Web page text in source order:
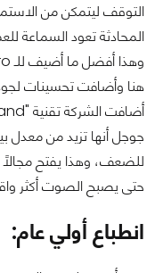
التوقف ليتمكن من
المحادثة تعود السماعة
هنا وأضافت تحسينات
جوجل أنها تزيد من معدل
للضعف، وهذا يفتح مجالاً
حتى يصبح الصوت أكثر
انطباع أولي عام: